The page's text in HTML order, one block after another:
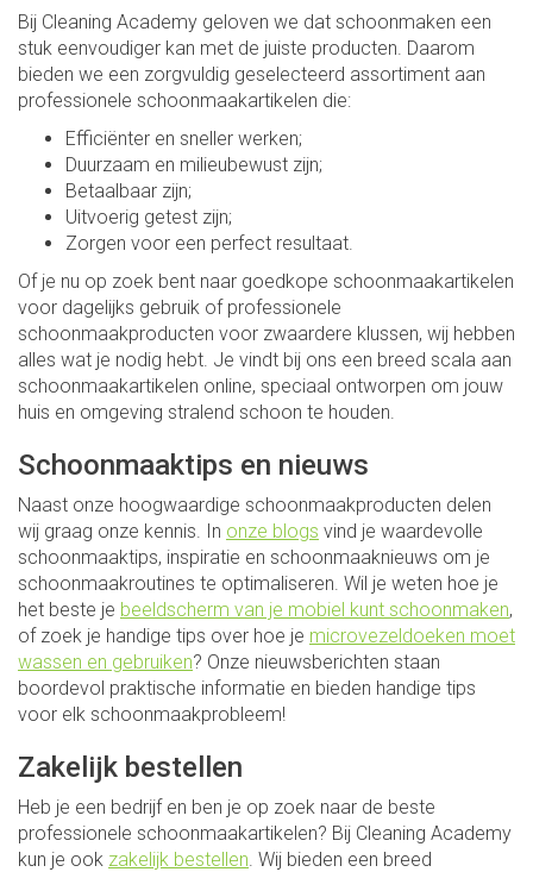
Bij Cleaning Academy geloven we dat schoonmaken een
stuk eenvoudiger kan met de juiste producten. Daarom
bieden we een zorgvuldig geselecteerd assortiment aan
professionele schoonmaakartikelen die:
Efficiënter en sneller werken;
Duurzaam en milieubewust zijn;
Betaalbaar zijn;
Uitvoerig getest zijn;
Zorgen voor een perfect resultaat.
Of je nu op zoek bent naar goedkope schoonmaakartikelen
voor dagelijks gebruik of professionele
schoonmaakproducten voor zwaardere klussen, wij hebben
alles wat je nodig hebt. Je vindt bij ons een breed scala aan
schoonmaakartikelen online, speciaal ontworpen om jouw
huis en omgeving stralend schoon te houden.
Schoonmaaktips en nieuws
Naast onze hoogwaardige schoonmaakproducten delen
wij graag onze kennis. In onze blogs vind je waardevolle
schoonmaaktips, inspiratie en schoonmaaknieuws om je
schoonmaakroutines te optimaliseren. Wil je weten hoe je
het beste je beeldscherm van je mobiel kunt schoonmaken,
of zoek je handige tips over hoe je microvezeldoeken moet
wassen en gebruiken? Onze nieuwsberichten staan
boordevol praktische informatie en bieden handige tips
voor elk schoonmaakprobleem!
Zakelijk bestellen
Heb je een bedrijf en ben je op zoek naar de beste
professionele schoonmaakartikelen? Bij Cleaning Academy
kun je ook zakelijk bestellen. Wij bieden een breed